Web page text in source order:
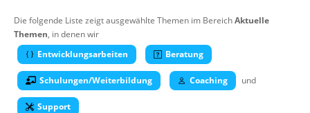
Suche
Die folgende Liste zeigt ausgewählte Themen im BereichAktuelle
Themen, in denen wir
Entwicklungsarbeiten
Beratung
Schulungen/Weiterbildung Coaching und
Support